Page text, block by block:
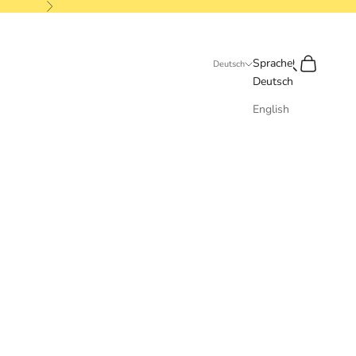
Vor
Deutsch
Sprache
Deutsch
English
SuchenWarenkorb